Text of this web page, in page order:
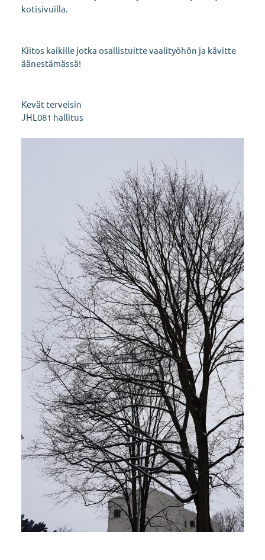
kotisivuilla.
Kiitos kaikille jotka osallistuitte vaalityöhön ja kävitte
äänestämässä!
Kevät terveisin
JHL081 hallitus